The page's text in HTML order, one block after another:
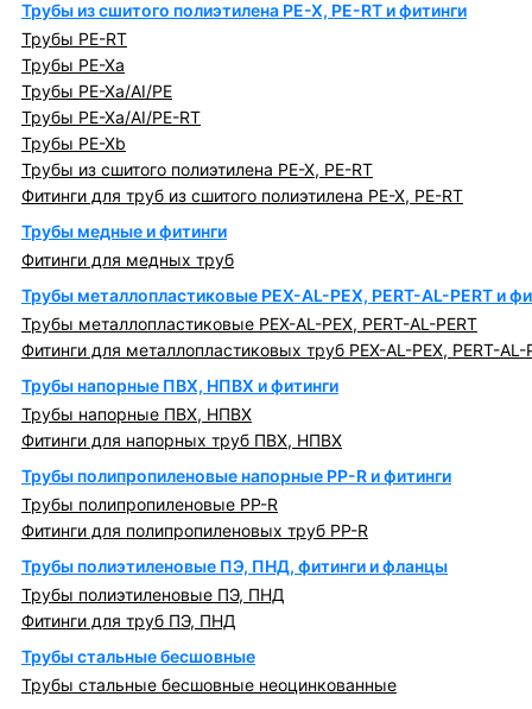
Трубы из сшитого полиэтилена PE-X, PE-RT и фитинги
Трубы PE-RT
Трубы PE-Xa
Трубы PE-Xa/AI/PE
Трубы PE-Xa/AI/PE-RT
Трубы PE-Xb
Трубы из сшитого полиэтилена PE-X, PE-RT
Фитинги для труб из сшитого полиэтилена PE-X, PE-RT
Трубы медные и фитинги
Фитинги для медных труб
Трубы металлопластиковые PEX-AL-PEX, PERT-AL-PERT и
Трубы металлопластиковые PEX-AL-PEX, PERT-AL-PERT
Фитинги для металлопластиковых труб PEX-AL-PEX, PERT-AL-
Трубы напорные ПВХ, НПВХ и фитинги
Трубы напорные ПВХ, НПВХ
Фитинги для напорных труб ПВХ, НПВХ
Трубы полипропиленовые напорные PP-R и фитинги
Трубы полипропиленовые PP-R
Фитинги для полипропиленовых труб PP-R
Трубы полиэтиленовые ПЭ, ПНД, фитинги и фланцы
Трубы полиэтиленовые ПЭ, ПНД
Фитинги для труб ПЭ, ПНД
Трубы стальные бесшовные
Трубы стальные бесшовные неоцинкованные